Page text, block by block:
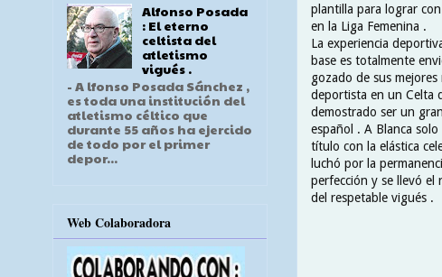
plantilla para lograr
en la Liga Femenina .
La experiencia
base es totalmente
gozado de sus
deportista en un Celta
demostrado ser un
español . A Blanca
título con la elástica
luchó por la
perfección y se llevó el
del respetable vigués .
Alfonso Posada
: El eterno
celtista del
atletismo
vigués .
- A lfonso Posada Sánchez ,
es toda una institución del
atletismo céltico que
durante 55 años ha ejercido
de todo por el primer
depor...
Web Colaboradora